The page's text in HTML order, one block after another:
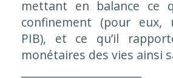
mettant en balance ce
confinement (pour eux,
PIB), et ce qu’il
monétaires des vies ainsi